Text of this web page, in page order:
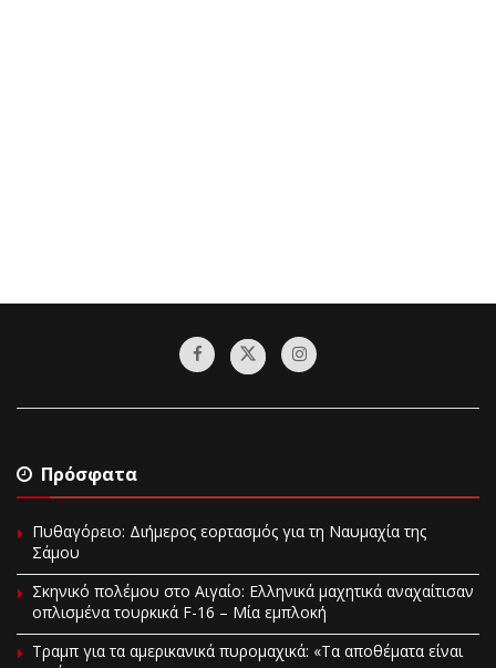
Πρόσφατα
Πυθαγόρειο: Διήμερος εορτασμός για τη Ναυμαχία της
Σάμου
Σκηνικό πολέμου στο Αιγαίο: Ελληνικά μαχητικά αναχαίτισαν
οπλισμένα τουρκικά F-16 – Μία εμπλοκή
Τραμπ για τα αμερικανικά πυρομαχικά: «Τα αποθέματα είναι